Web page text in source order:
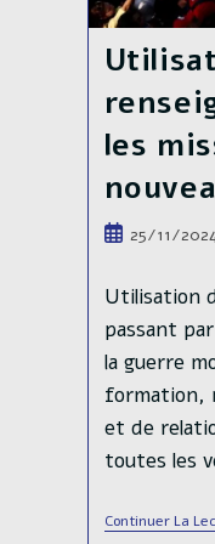
les
Publication
25/11/
Utilisation
passant
la guerre
formation,
et de
toutes les
Continuer La